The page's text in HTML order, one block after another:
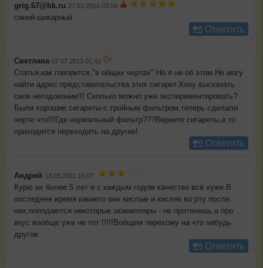
grig.67@bk.ru 27.03.2016 03:06
синий-шикарный
Ответить
Светлана 07.07.2013 01:42
Статья,как говорится,"в общих чертах".Но я не об этом.Не могу
найти адрес представительства этих сигарет.Хочу высказать
свое негодование!!! Сколько можно уже эксперементировать?
Были хорошие сигареты-с тройным фильтром,теперь сделали
черте что!!!Где нормальный фильтр???Верните сигареты,а то
приходится переходить на другие!
Ответить
Андрей 13.03.2011 18:07
Курю их более 5 лет и с каждым годом качество всё хуже.В
последнее время какието они кислые и кисляк во рту после
них,поподаются некоторые экземпляры - не протянешь,а про
вкус вообще уже не тот !!!!!Вобщем перехожу на что нибудь
другое
Ответить